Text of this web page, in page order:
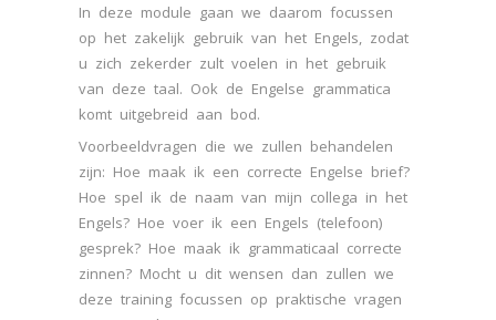
In deze module gaan we daarom focussen
op het zakelijk gebruik van het Engels, zodat
u zich zekerder zult voelen in het gebruik
van deze taal. Ook de Engelse grammatica
komt uitgebreid aan bod.
Voorbeeldvragen die we zullen behandelen
zijn: Hoe maak ik een correcte Engelse brief?
Hoe spel ik de naam van mijn collega in het
Engels? Hoe voer ik een Engels (telefoon)
gesprek? Hoe maak ik grammaticaal correcte
zinnen? Mocht u dit wensen dan zullen we
deze training focussen op praktische vragen